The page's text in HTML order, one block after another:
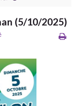
(5/10/2025)